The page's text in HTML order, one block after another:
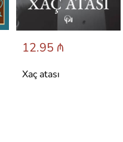
12.95 ₼
Xaç atası